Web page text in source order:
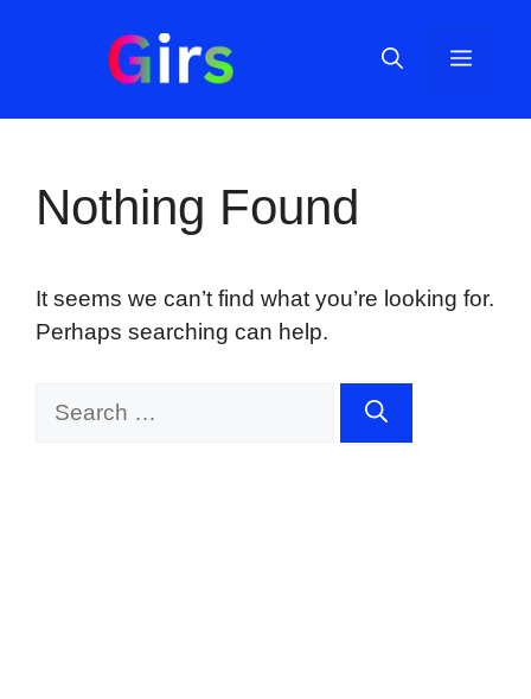
Menu
Nothing Found
It seems we can’t find what you’re looking for.
Perhaps searching can help.